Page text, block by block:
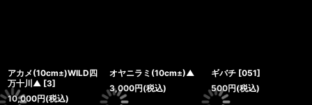
アカメ(10cm±)WILD四
万十川▲ [3]
10,000円(税込)
オヤニラミ(10cm±)▲
3,000円(税込)
ギバチ [051]
500円(税込)